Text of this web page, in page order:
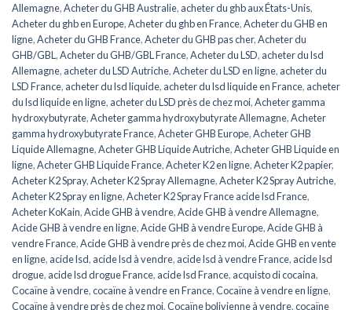
Allemagne,Acheter du GHB Australie, acheter du ghb aux États-Unis,
Acheter du ghb en Europe,Acheter du ghb en France,Acheter du GHB en
ligne,Acheter du GHB France,Acheter du GHB pas cher,Acheter du
GHB/GBL ,Acheter du GHB/GBL France,Acheter du LSD, acheter du lsd
Allemagne, acheter du LSD Autriche,Acheter du LSD en ligne, acheter du
LSD France, acheter du lsd liquide, acheter du lsd liquide en France, acheter
du lsd liquide en ligne, acheter du LSD près de chez moi,Acheter gamma
hydroxybutyrate,Acheter gamma hydroxybutyrate Allemagne,Acheter
gamma hydroxybutyrate France,Acheter GHB Europe,Acheter GHB
Liquide Allemagne,Acheter GHB Liquide Autriche,Acheter GHB Liquide en
ligne,Acheter GHB Liquide France,Acheter K2 en ligne,Acheter K2 papier,
Acheter K2 Spray,Acheter K2 Spray Allemagne,Acheter K2 Spray Autriche,
Acheter K2 Spray en ligne,Acheter K2 Spray France acide lsd France,
Acheter KoKain,Acide GHB à vendre,Acide GHB à vendre Allemagne,
Acide GHB à vendre en ligne,Acide GHB à vendre Europe,Acide GHB à
vendre France,Acide GHB à vendre près de chez moi,Acide GHB en vente
en ligne, acide lsd, acide lsd à vendre, acide lsd à vendre France, acide lsd
drogue, acide lsd drogue France, acide lsd France, acquisto di cocaina,
Cocaïne à vendre,cocaïne à vendre en France,Cocaïne à vendre en ligne,
Cocaïne à vendre près de chez moi,Cocaïne bolivienne à vendre,cocaïne